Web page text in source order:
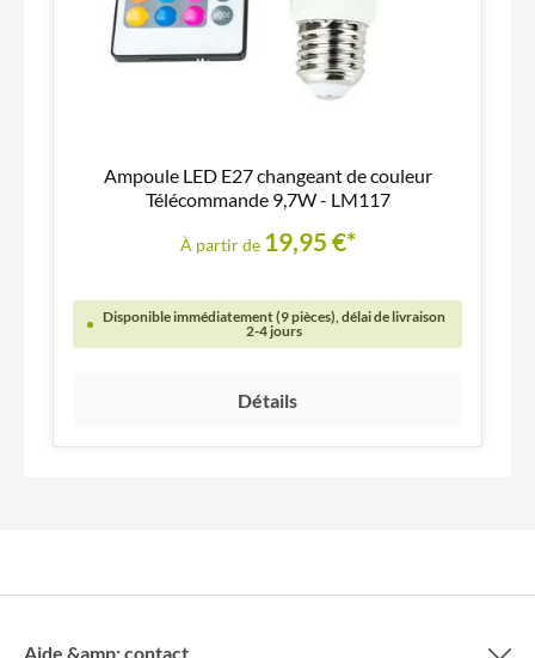
Ampoule LED E27 changeant de couleur
Télécommande 9,7W - LM117
À partir de 19,95 €*
Disponible immédiatement (9 pièces), délai de livraison
2-4 jours
Détails
Aide &amp; contact